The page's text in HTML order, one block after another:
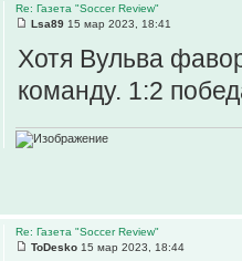
Re: Газета "Soccer Review"
Lsa89 15 мар 2023, 18:41
Хотя Вульва
команду. 1:2
Re: Газета "Soccer Review"
ToDesko 15 мар 2023, 18:44